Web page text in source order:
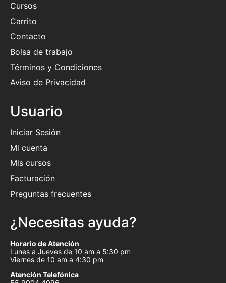
Cursos
Carrito
Contacto
Bolsa de trabajo
Términos y Condiciones
Aviso de Privacidad
Usuario
Iniciar Sesión
Mi cuenta
Mis cursos
Facturación
Preguntas frecuentes
¿Necesitas ayuda?
Horario de Atención
Lunes a Jueves de 10 am a 5:30 pm
Viernes de 10 am a 4:30 pm
Atención Telefónica